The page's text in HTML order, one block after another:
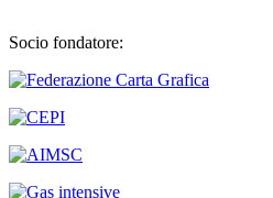
Socio fondatore: